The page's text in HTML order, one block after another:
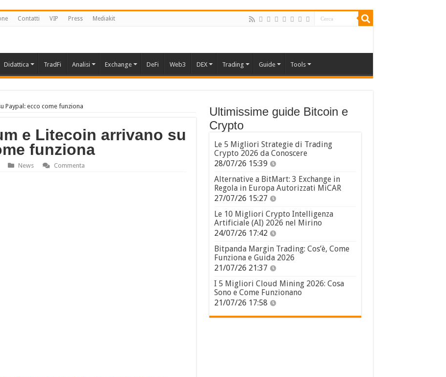
Contatti VIP Press Mediakit
Didattica TradFi Analisi Exchange DeFi Web3 DEX Trading Guide Tools
Paypal: ecco come funziona
e Litecoin arrivano su
funziona
News Commenta
Ultimissime guide Bitcoin e
Crypto
Le 5 Migliori Strategie di Trading
Crypto 2026 da Conoscere
28/07/26 15:39
Alternative a BitMart: 3 Exchange in
Regola in Europa Autorizzati MiCAR
27/07/26 15:27
Le 10 Migliori Crypto Intelligenza
Artificiale (AI) 2026 nel Mirino
24/07/26 17:42
Bitpanda Margin Trading: Cos’è, Come
Funziona e Guida 2026
21/07/26 21:37
I 5 Migliori Cloud Mining 2026: Cosa
Sono e Come Funzionano
21/07/26 17:58